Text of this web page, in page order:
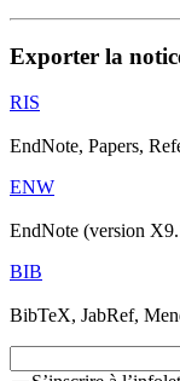
Exporter la
RIS
EndNote, Papers,
ENW
EndNote (version
BIB
BibTeX, JabRef,